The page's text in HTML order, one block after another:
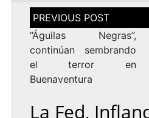
Navegación
de
entradas
“Águilas Negras”,
continúan sembrando
el terror en
Buenaventura
La Fed,